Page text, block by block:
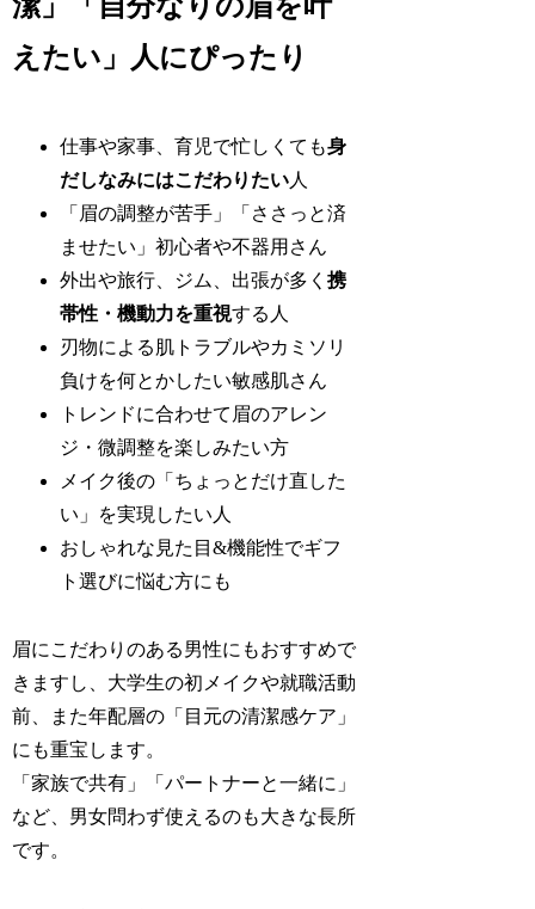
えたい」人にぴったり
仕事や家事、育児で忙しくても身
だしなみにはこだわりたい人
「眉の調整が苦手」「ささっと済
ませたい」初心者や不器用さん
外出や旅行、ジム、出張が多く携
帯性・機動力を重視する人
刃物による肌トラブルやカミソリ
負けを何とかしたい敏感肌さん
トレンドに合わせて眉のアレン
ジ・微調整を楽しみたい方
メイク後の「ちょっとだけ直した
い」を実現したい人
おしゃれな見た目&機能性でギフ
ト選びに悩む方にも
眉にこだわりのある男性にもおすすめで
きますし、大学生の初メイクや就職活動
前、また年配層の「目元の清潔感ケア」
にも重宝します。
「家族で共有」「パートナーと一緒に」
など、男女問わず使えるのも大きな長所
です。